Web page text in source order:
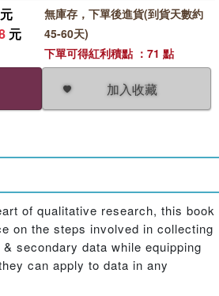
元
加入收藏
無庫存，下單後進貨(到貨天數約
45-60天)
下單可得紅利積點 ：71 點
of qualitative research, this book
on the steps involved in collecting
secondary data while equipping
can apply to data in any